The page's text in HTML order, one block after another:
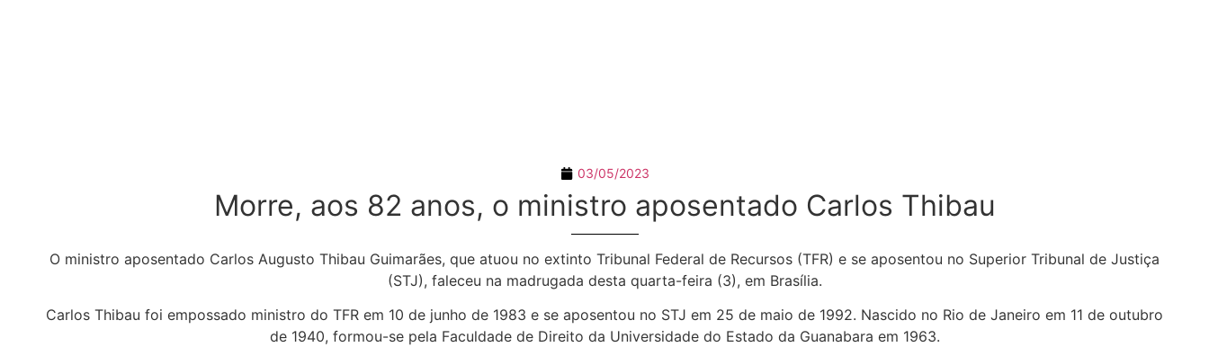
03/05/2023
Morre, aos 82 anos, o ministro aposentado Carlos Thibau
O ministro aposentado Carlos Augusto Thibau Guimarães, que atuou no extinto Tribunal Federal de Recursos (TFR) e se aposentou no Superior Tribunal de Justiça
(STJ), faleceu na madrugada desta quarta-feira (3), em Brasília.
Carlos Thibau foi empossado ministro do TFR em 10 de junho de 1983 e se aposentou no STJ em 25 de maio de 1992. Nascido no Rio de Janeiro em 11 de outubro
de 1940, formou-se pela Faculdade de Direito da Universidade do Estado da Guanabara em 1963.